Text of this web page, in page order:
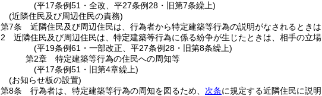
(平17条例51・全改、平27条例28・旧第7条繰上)
(近隣住民及び周辺住民の責務)
第7条
近隣住民及び周辺住民は、行為者から特定建築等行為の説明がなされるとき
2
近隣住民及び周辺住民は、特定建築等行為に係る紛争が生じたときは、相手の立
(平19条例61・一部改正、平27条例28・旧第8条繰上)
第2章
特定建築等行為の住民への周知等
(平17条例51・旧第4章繰上)
(お知らせ板の設置)
第8条
行為者は、特定建築等行為の周知を図るため、 次条に規定する近隣住民に説